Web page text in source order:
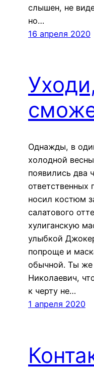
слышен, не
но…
16 апреля 2020
Однажды, в
холодной
появились два
ответственных
носил костюм
салатового
хулиганскую
улыбкой
попроще и
обычной. Ты
Николаевич,
к черту не…
1 апреля 2020